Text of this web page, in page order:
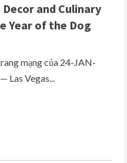
and Culinary
Year of the Dog
mạng của 24-JAN-
Las Vegas...